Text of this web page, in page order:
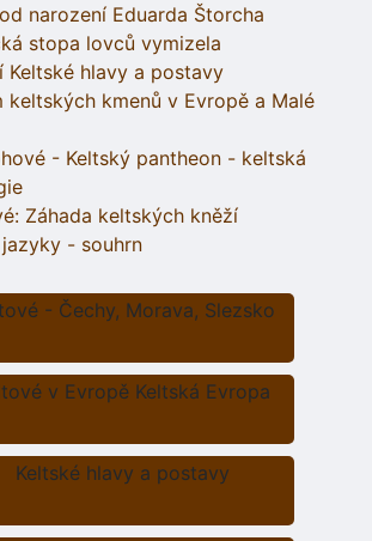
narození Eduarda Štorcha
stopa lovců vymizela
Keltské hlavy a postavy
keltských kmenů v Evropě a Malé
- Keltský pantheon - keltská
Záhada keltských kněží
jazyky - souhrn
- Čechy, Morava, Slezsko
v Evropě Keltská Evropa
Keltské hlavy a postavy